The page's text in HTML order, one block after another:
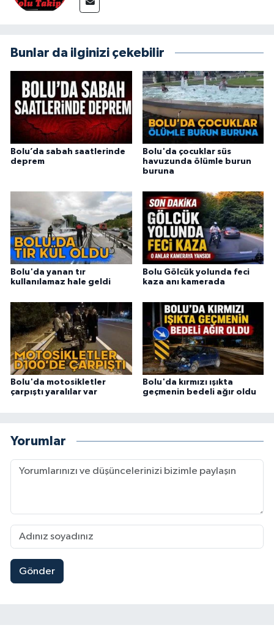
Bunlar da ilginizi çekebilir
Bolu’da sabah saatlerinde
deprem
Bolu'da çocuklar süs
havuzunda ölümle burun
buruna
Bolu'da yanan tır
kullanılamaz hale geldi
Bolu Gölcük yolunda feci
kaza anı kamerada
Bolu'da motosikletler
çarpıştı yaralılar var
Bolu'da kırmızı ışıkta
geçmenin bedeli ağır oldu
Yorumlar
Gönder